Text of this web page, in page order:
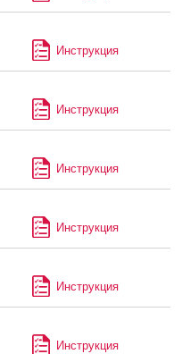
Инструкция
Инструкция
Инструкция
Инструкция
Инструкция
Инструкция